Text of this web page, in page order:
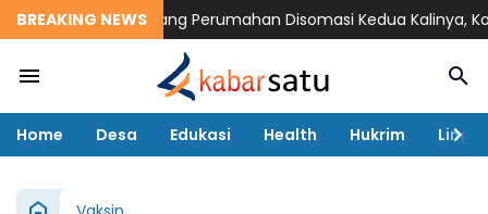
BREAKING NEWS
Pengembang Perumahan Disomasi Kedua Kalinya,
Home Desa Edukasi Health Hukrim